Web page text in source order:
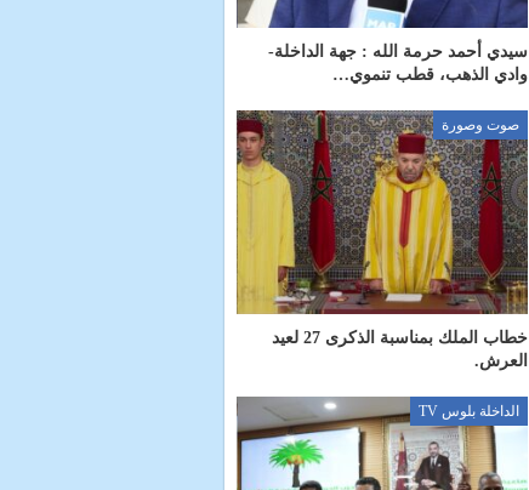
سيدي أحمد حرمة الله : جهة الداخلة-
وادي الذهب، قطب تنموي…
صوت وصورة
خطاب الملك بمناسبة الذكرى 27 لعيد
العرش.
الداخلة بلوس TV